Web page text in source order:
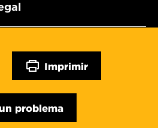
Imprimir
problema